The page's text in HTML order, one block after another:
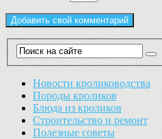
Новости кролиководства
Породы кроликов
Блюда из кроликов
Строительство и ремонт
Полезные советы